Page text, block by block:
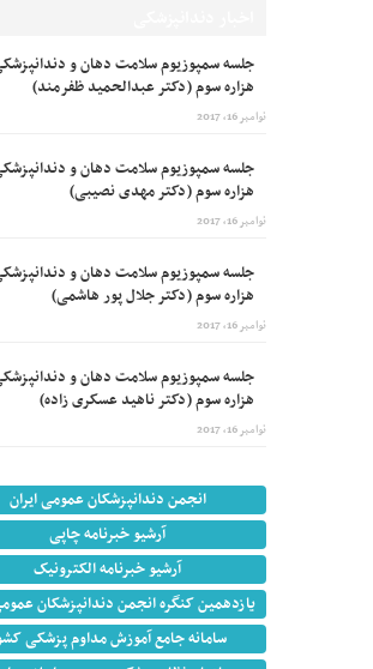
جلسه سمپوزیوم سلامت دهان و
هزاره سوم (دکتر عبدالحمید ظفرمند)
نوامبر 16, 2017
جلسه سمپوزیوم سلامت دهان و
هزاره سوم (دکتر مهدی نصیبی)
نوامبر 16, 2017
جلسه سمپوزیوم سلامت دهان و
هزاره سوم (دکتر جلال پور هاشمی)
نوامبر 16, 2017
جلسه سمپوزیوم سلامت دهان و
هزاره سوم (دکتر ناهید عسکری زاده)
نوامبر 16, 2017
انجمن دندانپزشکان عمومی ایران
آرشیو خبرنامه چاپی
آرشیو خبرنامه الکترونیک
یازدهمین کنگره انجمن دندانپزشکان
سامانه جامع آموزش مداوم پزشکی